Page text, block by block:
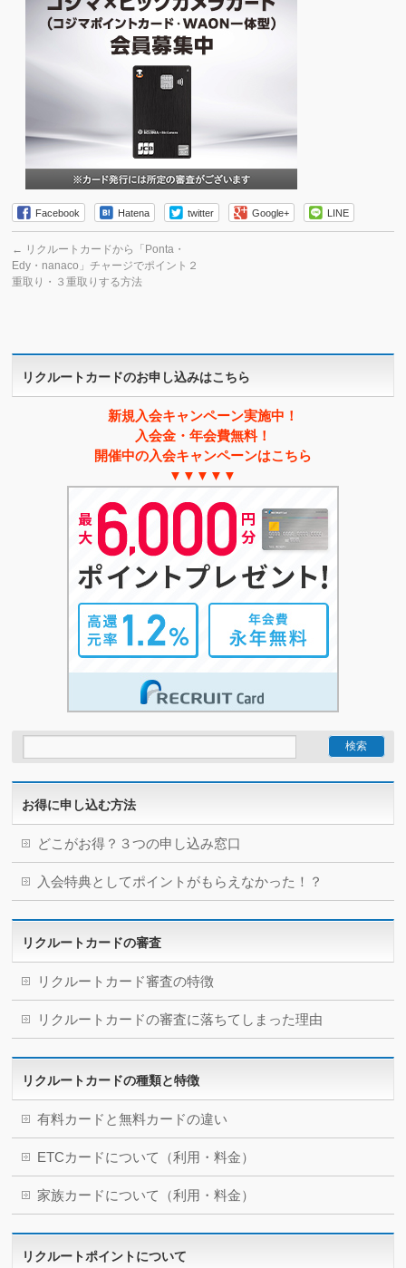
Facebook Hatena twitter Google+ LINE
← リクルートカードから「Ponta・
Edy・nanaco」チャージでポイント２
重取り・３重取りする方法
リクルートカードのお申し込みはこちら
新規入会キャンペーン実施中！
入会金・年会費無料！
開催中の入会キャンペーンはこちら
▼▼▼▼▼
お得に申し込む方法
どこがお得？３つの申し込み窓口
入会特典としてポイントがもらえなかった！？
リクルートカードの審査
リクルートカード審査の特徴
リクルートカードの審査に落ちてしまった理由
リクルートカードの種類と特徴
有料カードと無料カードの違い
ETCカードについて（利用・料金）
家族カードについて（利用・料金）
リクルートポイントについて